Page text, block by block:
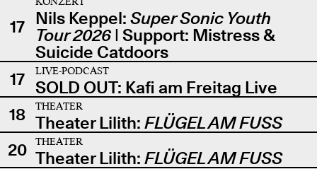
17 Nils Keppel: Super Sonic Youth
Tour 2026| Support: Mistress &
Suicide Catdoors
17
LIVE-PODCAST
SOLD OUT: Kafi am Freitag Live
18
THEATER
Theater Lilith: FLÜGEL AM FUSS
20
THEATER
Theater Lilith: FLÜGEL AM FUSS